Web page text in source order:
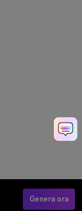
Genera ora